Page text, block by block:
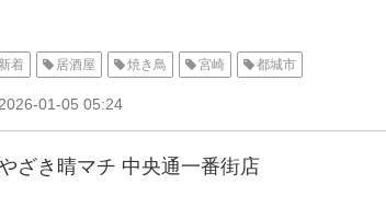
新着 居酒屋 焼き鳥 宮崎 都城市
2026-01-05 05:24
ざき晴マチ 中央通一番街店